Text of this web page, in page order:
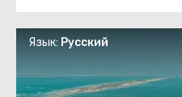
Язык: Русский